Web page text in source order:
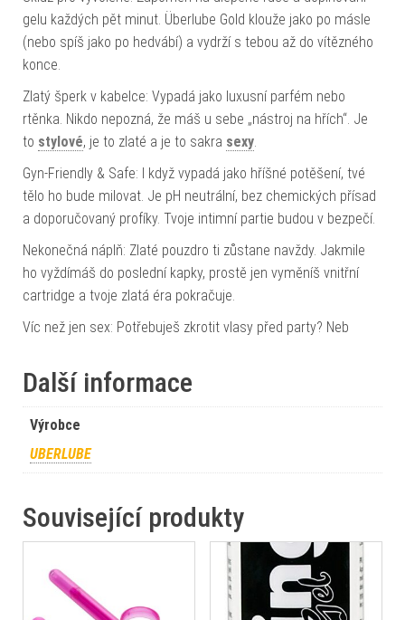
gelu každých pět minut. Überlube Gold klouže jako po másle
(nebo spíš jako po hedvábí) a vydrží s tebou až do vítězného
konce.
Zlatý šperk v kabelce: Vypadá jako luxusní parfém nebo
rtěnka. Nikdo nepozná, že máš u sebe „nástroj na hřích“. Je
to stylové, je to zlaté a je to sakra sexy
Gyn-Friendly & Safe: I když vypadá jako hříšné potěšení, tvé
tělo ho bude milovat. Je pH neutrální, bez chemických přísad
a doporučovaný profíky. Tvoje intimní partie budou v bezpečí.
Nekonečná náplň: Zlaté pouzdro ti zůstane navždy. Jakmile
ho vyždímáš do poslední kapky, prostě jen vyměníš vnitřní
cartridge a tvoje zlatá éra pokračuje.
Víc než jen sex: Potřebuješ zkrotit vlasy před party? Neb
Další informace
Výrobce
UBERLUBE
Související produkty